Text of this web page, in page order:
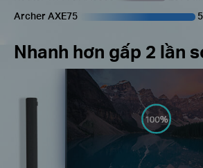
Archer AXE75
Nhanh hơn gấp 2 lần